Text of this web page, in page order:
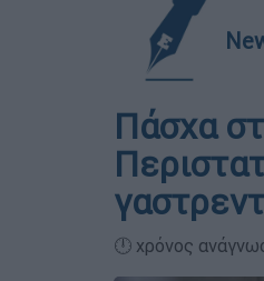
Πάσχα
🕛 χρόνος